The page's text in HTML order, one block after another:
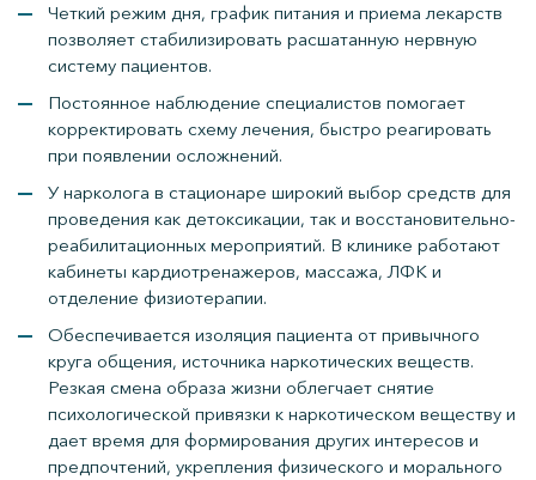
Четкий режим дня, график питания и приема лекарств
позволяет стабилизировать расшатанную нервную
систему пациентов.
Постоянное наблюдение специалистов помогает
корректировать схему лечения, быстро реагировать
при появлении осложнений.
У нарколога в стационаре широкий выбор средств для
проведения как детоксикации, так и восстановительно-
реабилитационных мероприятий. В клинике работают
кабинеты кардиотренажеров, массажа, ЛФК и
отделение физиотерапии.
Обеспечивается изоляция пациента от привычного
круга общения, источника наркотических веществ.
Резкая смена образа жизни облегчает снятие
психологической привязки к наркотическом веществу и
дает время для формирования других интересов и
предпочтений, укрепления физического и морального